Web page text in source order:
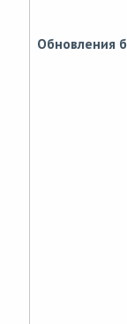
Обновления